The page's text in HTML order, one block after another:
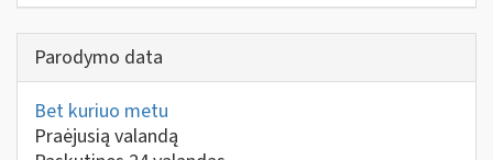
Parodymo data
Bet kuriuo metu
Praėjusią valandą